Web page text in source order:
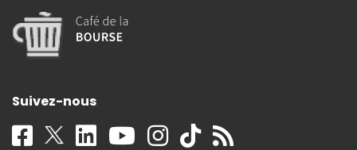
Suivez-nous